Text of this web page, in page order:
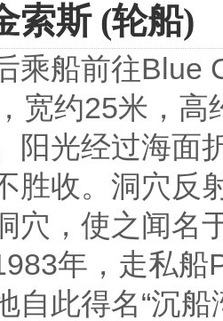
索斯 (轮船)
乘船前往
宽约25米，
阳光经过海面
胜收。洞穴反
穴，使之闻名
年，走私
自此得名“沉